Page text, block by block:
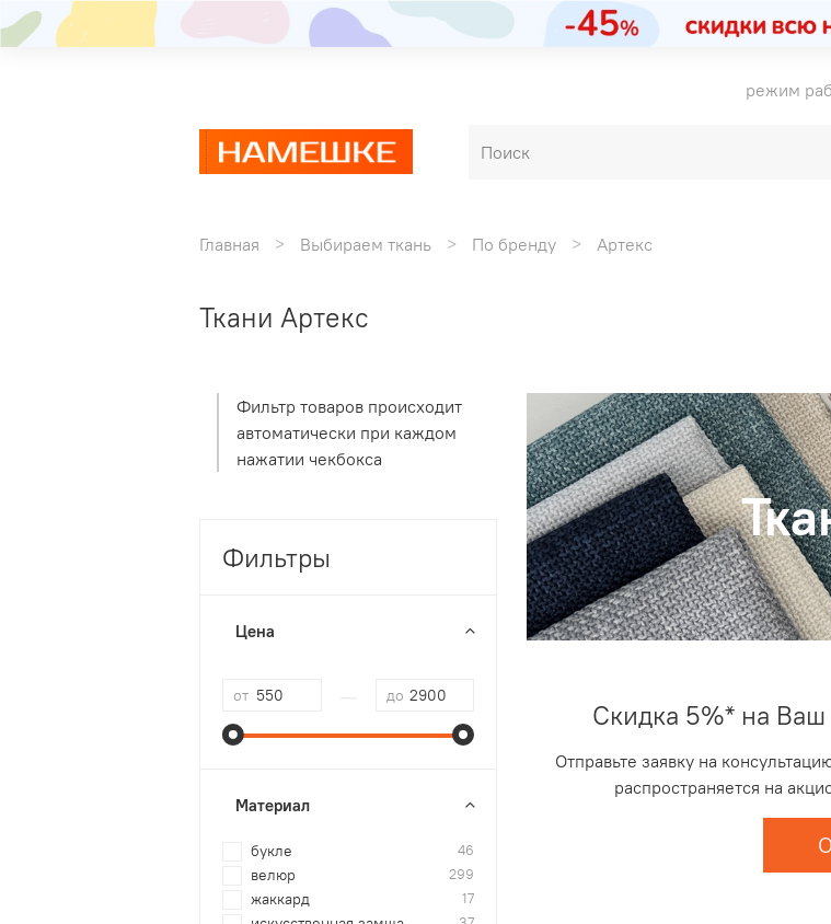
режим
Главная Выбираем ткань По бренду Артекс
Ткани Артекс
Скидка 5%* на Ваш
Отправьте заявку на
распространяется на
Фильтр товаров происходит
автоматически при каждом
нажатии чекбокса
Фильтры
Цена
от до
Материал
букле 46
велюр 299
жаккард 17